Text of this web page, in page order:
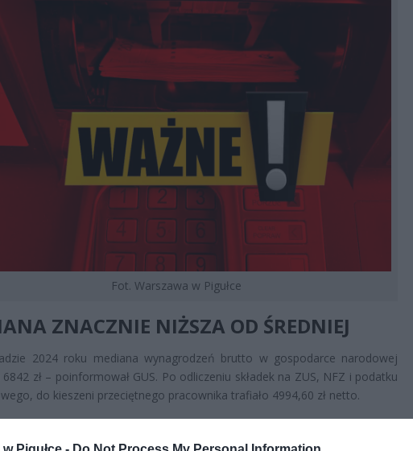
Fot. Warszawa w Pigułce
ZNACZNIE NIŻSZA OD ŚREDNIEJ
2024 roku mediana wynagrodzeń brutto w gospodarce narodowej
6842 zł – poinformował GUS. Po odliczeniu składek na ZUS, NFZ i podatku
do kieszeni przeciętnego pracownika trafiało 4994,60 zł netto.